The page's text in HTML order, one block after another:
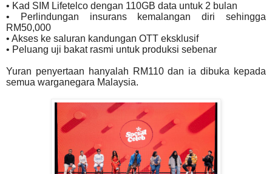
• Kad SIM Lifetelco dengan 110GB data untuk 2 bulan
• Perlindungan insurans kemalangan diri sehingga
RM50,000
• Akses ke saluran kandungan OTT eksklusif
• Peluang uji bakat rasmi untuk produksi sebenar
Yuran penyertaan hanyalah RM110 dan ia dibuka kepada
semua warganegara Malaysia.